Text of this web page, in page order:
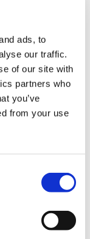
ads, to
our traffic.
of our site with
partners who
you’ve
from your use
2,200円 (税込)